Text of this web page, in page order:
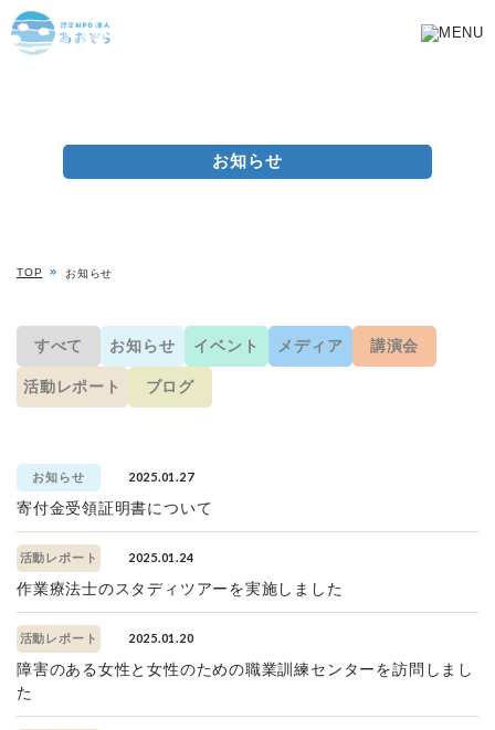
お知らせ
TOP お知らせ
すべて お知らせ イベント メディア 講演会
活動レポート ブログ
お知らせ 2025.01.27
寄付金受領証明書について
活動レポート 2025.01.24
作業療法士のスタディツアーを実施しました
活動レポート 2025.01.20
障害のある女性と女性のための職業訓練センターを訪問しまし
た